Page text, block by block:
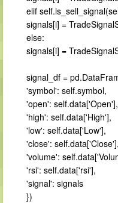
elif
signals[i] =
else:
signals[i] =
signal_df =
'symbol': self.symbol,
'open': self.data['Open'],
'high': self.data['High'],
'low': self.data['Low'],
'close': self.data['Close'],
'volume':
'rsi': self.data['rsi'],
'signal': signals
})